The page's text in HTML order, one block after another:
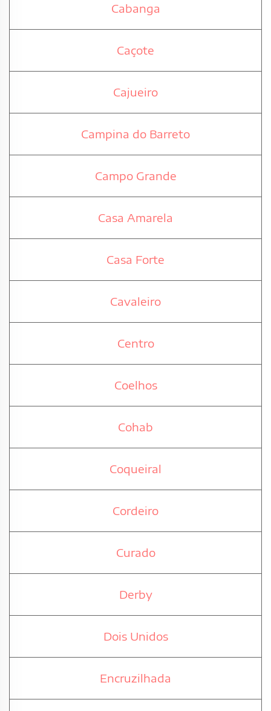
Cabanga
Caçote
Cajueiro
Campina do Barreto
Campo Grande
Casa Amarela
Casa Forte
Cavaleiro
Centro
Coelhos
Cohab
Coqueiral
Cordeiro
Curado
Derby
Dois Unidos
Encruzilhada